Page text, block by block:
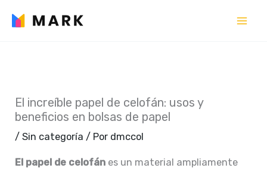
El increíble papel de celofán: usos y
beneficios en bolsas de papel
/Sin categoría / Por dmccol
El papel de celofán es un material ampliamente